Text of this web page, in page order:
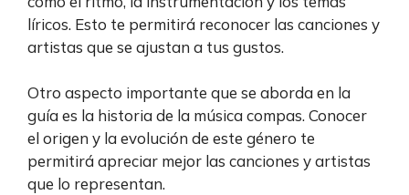
líricos. Esto te permitirá reconocer las canciones y
artistas que se ajustan a tus gustos.
Otro aspecto importante que se aborda en la
guía es la historia de la música compas. Conocer
el origen y la evolución de este género te
permitirá apreciar mejor las canciones y artistas
que lo representan.